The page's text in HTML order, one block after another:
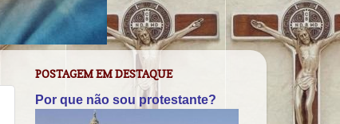
POSTAGEM EM DESTAQUE
Por que não sou protestante?